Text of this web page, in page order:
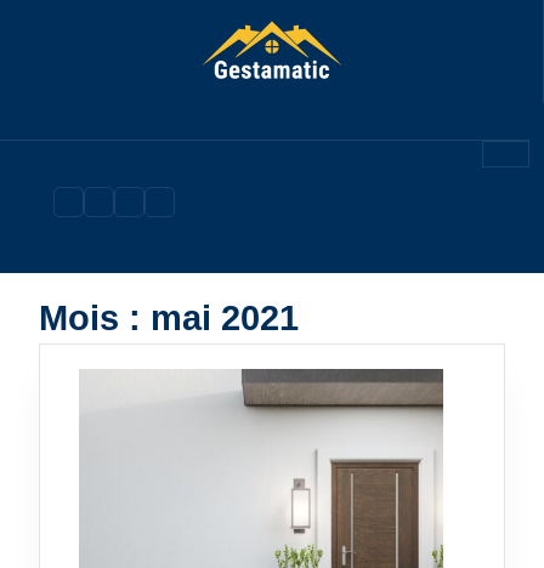
Mois : mai 2021